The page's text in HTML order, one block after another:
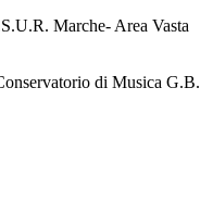
Marche- Area Vasta
di Musica G.B.